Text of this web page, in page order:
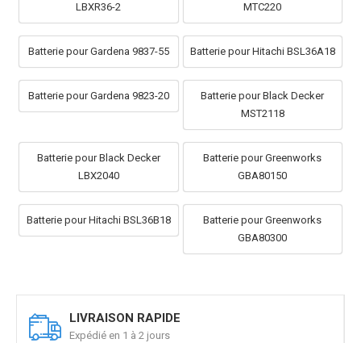
LBXR36-2
MTC220
Batterie pour Gardena 9837-55 Batterie pour Hitachi BSL36A18
Batterie pour Gardena 9823-20
Batterie pour Black Decker
MST2118
Batterie pour Black Decker
LBX2040
Batterie pour Greenworks
GBA80150
Batterie pour Hitachi BSL36B18
Batterie pour Greenworks
GBA80300
LIVRAISON RAPIDE
Expédié en 1 à 2 jours